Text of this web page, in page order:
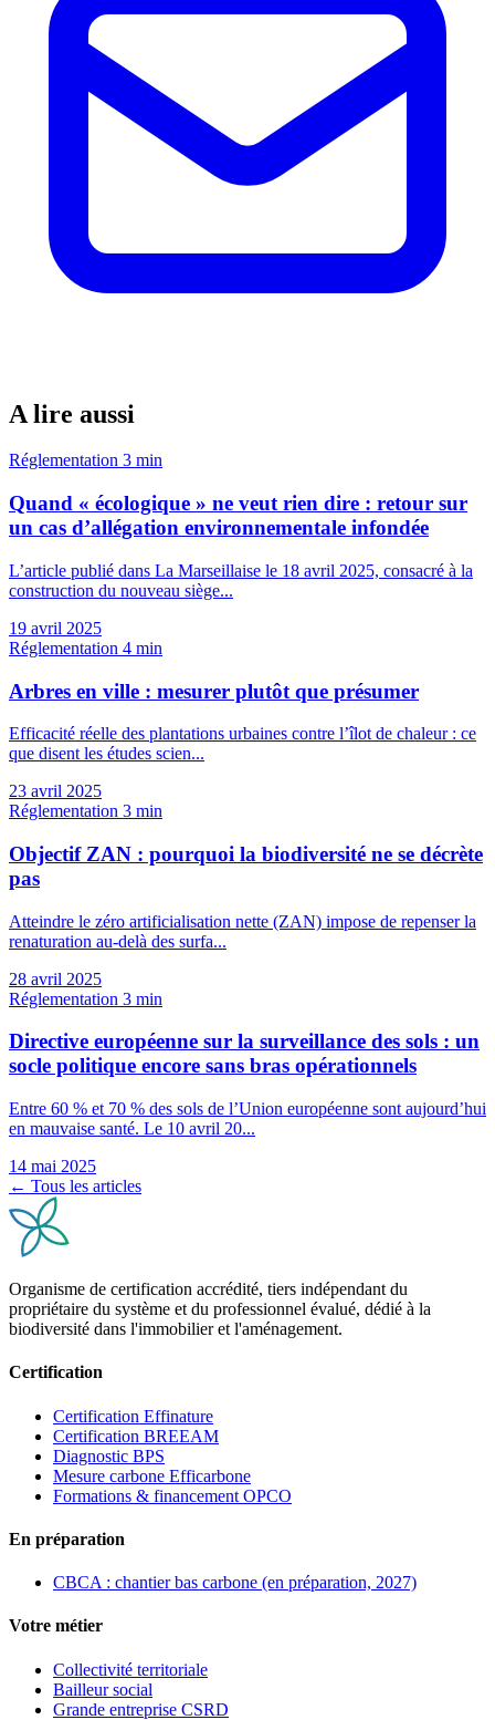
A lire aussi
Réglementation 3 min
Quand « écologique » ne veut rien dire : retour sur
un cas d’allégation environnementale infondée
L’article publié dans La Marseillaise le 18 avril 2025, consacré à la
construction du nouveau siège...
19 avril 2025
Réglementation 4 min
Arbres en ville : mesurer plutôt que présumer
Efficacité réelle des plantations urbaines contre l’îlot de chaleur : ce
que disent les études scien...
23 avril 2025
Réglementation 3 min
Objectif ZAN : pourquoi la biodiversité ne se décrète
pas
Atteindre le zéro artificialisation nette (ZAN) impose de repenser la
renaturation au-delà des surfa...
28 avril 2025
Réglementation 3 min
Directive européenne sur la surveillance des sols : un
socle politique encore sans bras opérationnels
Entre 60 % et 70 % des sols de l’Union européenne sont aujourd’hui
en mauvaise santé. Le 10 avril 20...
14 mai 2025
← Tous les articles
Organisme de certification accrédité, tiers indépendant du
propriétaire du système et du professionnel évalué, dédié à la
biodiversité dans l'immobilier et l'aménagement.
Certification
Certification Effinature
Certification BREEAM
Diagnostic BPS
Mesure carbone Efficarbone
Formations & financement OPCO
En préparation
CBCA : chantier bas carbone (en préparation, 2027)
Votre métier
Collectivité territoriale
Bailleur social
Grande entreprise CSRD